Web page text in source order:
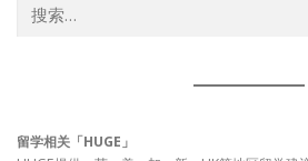
索：
留学相关「HUGE」